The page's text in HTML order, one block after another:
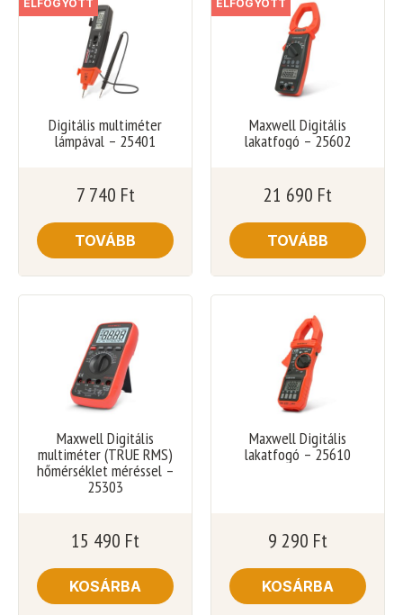
ELFOGYOTT
Digitális multiméter
lámpával – 25401
7 740 Ft
TOVÁBB
ELFOGYOTT
Maxwell Digitális
lakatfogó – 25602
21 690 Ft
TOVÁBB
Maxwell Digitális
multiméter (TRUE RMS)
hőmérséklet méréssel –
25303
15 490 Ft
KOSÁRBA
Maxwell Digitális
lakatfogó – 25610
9 290 Ft
KOSÁRBA